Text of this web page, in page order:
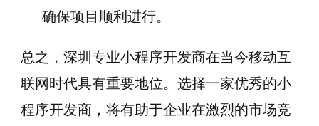
确保项目顺利进行。
总之，深圳专业小程序开发商在当今移动互
联网时代具有重要地位。选择一家优秀的小
程序开发商，将有助于企业在激烈的市场竞